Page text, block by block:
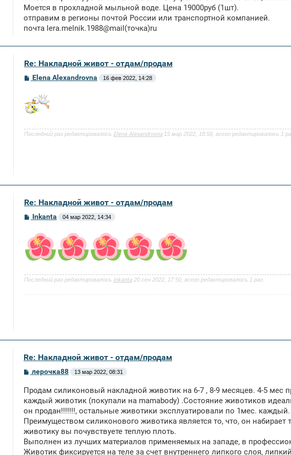
Моется в прохладной мыльной воде. Цена 19000руб (1шт).
отправим в регионы почтой России или транспортной компанией.
почта lera.melnik.1988@mail(точка)ru
Re: Накладной живот - отдам/продам
С
б
щ
е
е
Elena Alexandrovna 16 фев 2022, 14:28
Последний раз редактировалось Elena Alexandrovna 15 мар 2022, 18:58, всего редактировалось 1
Re: Накладной живот - отдам/продам
С
б
щ
е
н
е
Inkanta 04 мар 2022, 14:34
Последний раз редактировалось Inkanta 20 сен 2022, 17:50, всего редактировалось 1 раз.
Re: Накладной живот - отдам/продам
С
б
щ
н
и
лерочка88 13 мар 2022, 08:31
Продам силиконовый накладной животик на 6-7 , 8-9 месяцев. 4-5 мес
каждый животик (покупали на mamabody) .Состояние животиков
он продан!!!!!!!, остальные животики эксплуатировали по 1мес. каждый.
Преимуществом силиконового животика является то, что, он набирает
животику вы почувствуете теплую плоть.
Выполнен из лучших материалов применяемых на западе, в
Животик фиксируется на теле за счет внутреннего липкого слоя,